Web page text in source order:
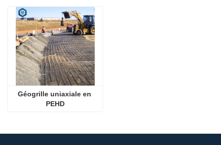
Géogrille uniaxiale en
PEHD